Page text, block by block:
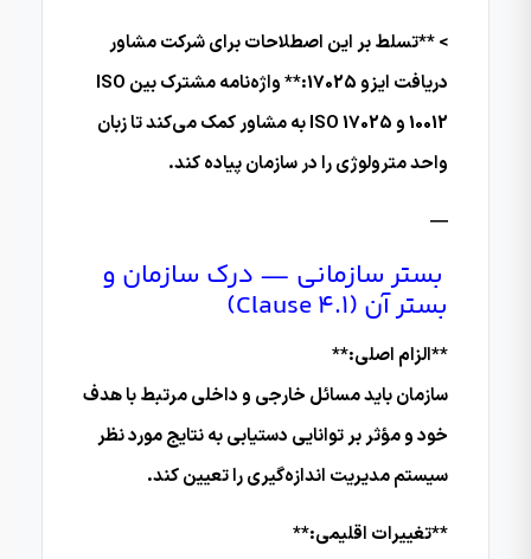
> **تسلط بر این اصطلاحات برای شرکت مشاور
دریافت ایزو 17025:** واژه‌نامه مشترک بین ISO
10012 و ISO 17025 به مشاور کمک می‌کند تا زبان
واحد مترولوژی را در سازمان پیاده کند.
—
بستر سازمانی — درک سازمان و
بستر آن (Clause 4.1)
**الزام اصلی:**
سازمان باید مسائل خارجی و داخلی مرتبط با هدف
خود و مؤثر بر توانایی دستیابی به نتایج مورد نظر
سیستم مدیریت اندازه‌گیری را تعیین کند.
**تغییرات اقلیمی:**